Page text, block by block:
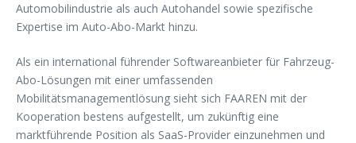
Automobilindustrie als auch Autohandel sowie spezifische
Expertise im Auto-Abo-Markt hinzu.
Als ein international führender Softwareanbieter für Fahrzeug-
Abo-Lösungen mit einer umfassenden
Mobilitätsmanagementlösung sieht sich FAAREN mit der
Kooperation bestens aufgestellt, um zukünftig eine
marktführende Position als SaaS-Provider einzunehmen und